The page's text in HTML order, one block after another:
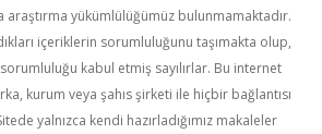
yükümlülüğümüz bulunmamaktadır.
içeriklerin sorumluluğunu taşımakta olup,
kabul etmiş sayılırlar. Bu internet
kurum veya şahıs şirketi ile hiçbir bağlantısı
yalnızca kendi hazırladığımız makaleler